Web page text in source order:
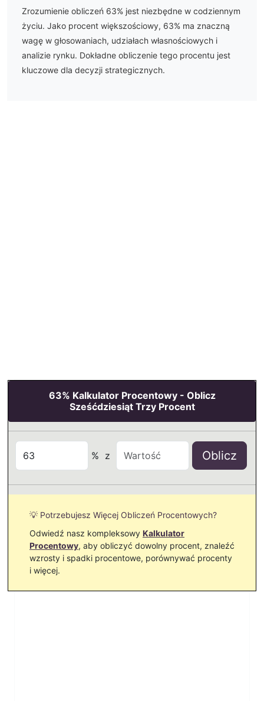
Zrozumienie obliczeń 63% jest niezbędne w codziennym
życiu. Jako procent większościowy, 63% ma znaczną
wagę w głosowaniach, udziałach własnościowych i
analizie rynku. Dokładne obliczenie tego procentu jest
kluczowe dla decyzji strategicznych.
63% Kalkulator Procentowy - Oblicz
Sześćdziesiąt Trzy Procent
% z Oblicz
💡 Potrzebujesz Więcej Obliczeń Procentowych?
Odwiedź nasz kompleksowy Kalkulator
Procentowy, aby obliczyć dowolny procent, znaleźć
wzrosty i spadki procentowe, porównywać procenty
i więcej.